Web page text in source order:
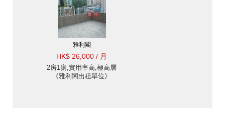
雅利閣
HK$ 26,000 / 月
2房1廁,實用率高,極高層
《雅利閣出租單位》